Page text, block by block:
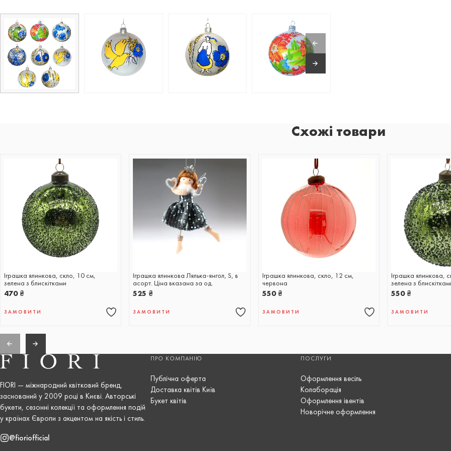
Схожі товари
Іграшка ялинкова, скло, 10 см,
зелена з блискітками
470 ₴
ЗАМОВИТИ
Іграшка ялинкова Лялька-янгол, S, в
асорт. Ціна вказана за од.
525 ₴
ЗАМОВИТИ
Іграшка ялинкова, скло, 12 см,
червона
550 ₴
ЗАМОВИТИ
Іграшка ялинкова,
зелена з
550 ₴
ЗАМОВИТИ
FIORI — міжнародний квітковий бренд,
заснований у 2009 році в Києві. Авторські
букети, сезонні колекції та оформлення подій
у країнах Європи з акцентом на якість і стиль.
@fioriofficial
ПРО КОМПАНІЮ
Публічна оферта
Доставка квітів Київ
Букет квітів
ПОСЛУГИ
Оформлення весіль
Колаборація
Оформлення івентів
Новорічне оформлення